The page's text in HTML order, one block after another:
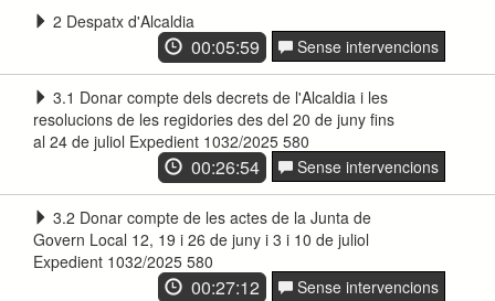
2 Despatx d'Alcaldia
00:05:59 Sense intervencions
3.1 Donar compte dels decrets de l'Alcaldia i les
resolucions de les regidories des del 20 de juny fins
al 24 de juliol Expedient 1032/2025 580
00:26:54 Sense intervencions
3.2 Donar compte de les actes de la Junta de
Govern Local 12, 19 i 26 de juny i 3 i 10 de juliol
Expedient 1032/2025 580
00:27:12 Sense intervencions